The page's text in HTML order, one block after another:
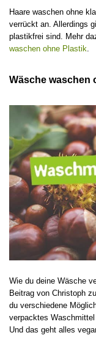
Haare waschen ohne
verrückt an. Allerdings
plastikfrei sind. Mehr
waschen ohne Plastik.
Wäsche waschen
Wie du deine Wäsche
Beitrag von Christoph
du verschiedene
verpacktes
Und das geht alles